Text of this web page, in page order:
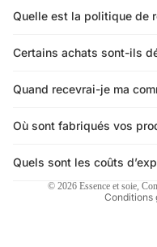
Quelle est la politique de
Certains achats sont-ils
Quand recevrai-je ma
Où sont fabriqués vos
Quels sont les coûts
© 2026 Essence et soie,
Conditions
Politique de remboursement
Coordonnées
Mentions légales